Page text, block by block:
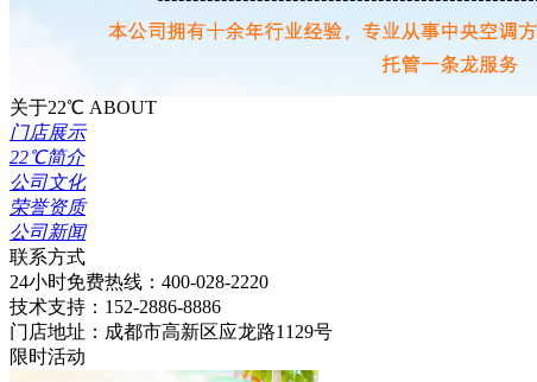
关于22℃ ABOUT
门店展示
22℃简介
公司文化
荣誉资质
公司新闻
联系方式
24小时免费热线： 400-028-2220
技术支持： 152-2886-8886
门店地址： 成都市高新区应龙路1129号
限时活动